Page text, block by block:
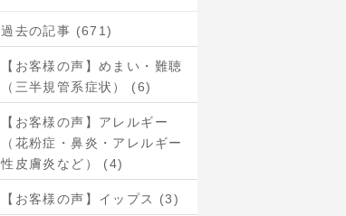
過去の記事 (671)
【お客様の声】めまい・難聴
（三半規管系症状） (6)
【お客様の声】アレルギー
（花粉症・鼻炎・アレルギー
性皮膚炎など） (4)
【お客様の声】イップス (3)